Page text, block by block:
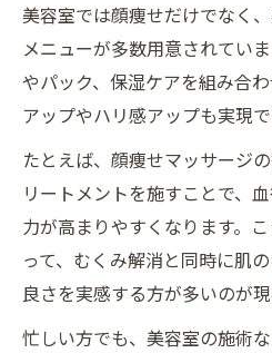
美容室では顔痩せだけでなく
メニューが多数用意されてい
やパック、保湿ケアを組み合
アップやハリ感アップも実現で
たとえば、顔痩せマッサージ
リートメントを施すことで、
力が高まりやすくなります。
って、むくみ解消と同時に肌
良さを実感する方が多いのが現
忙しい方でも、美容室の施術